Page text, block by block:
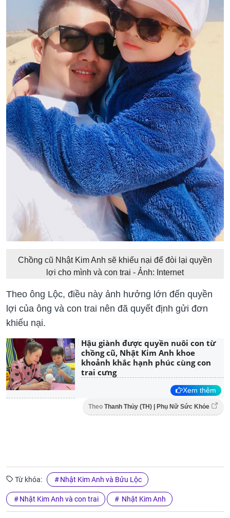
Chồng cũ Nhật Kim Anh sẽ khiếu nại để đòi lại quyền
lợi cho mình và con trai - Ảnh: Internet
Theo ông Lộc, điều này ảnh hưởng lớn đến quyền
lợi của ông và con trai nên đã quyết định gửi đơn
khiếu nại.
Hậu giành được quyền nuôi con từ
chồng cũ, Nhật Kim Anh khoe
khoảnh khắc hạnh phúc cùng con
trai cưng
Xem thêm
Theo Thanh Thủy (TH) | Phụ Nữ Sức Khỏe
Từ khóa: Nhật Kim Anh và Bửu Lộc
Nhật Kim Anh và con trai Nhật Kim Anh